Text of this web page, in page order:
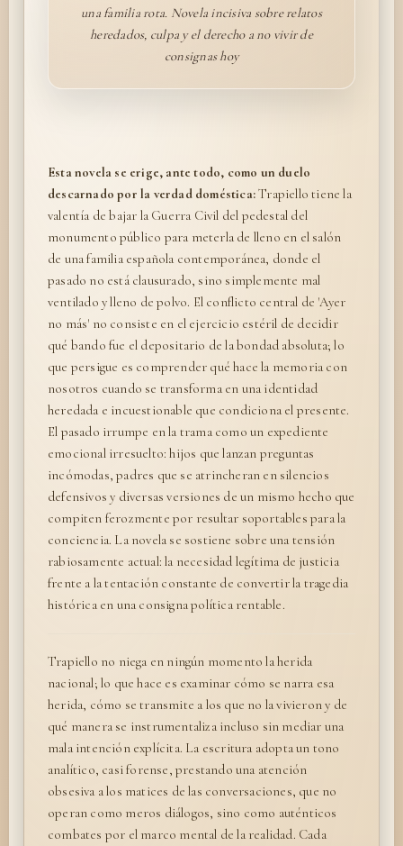
una familia rota. Novela incisiva sobre relatos
heredados, culpa y el derecho a no vivir de
consignas hoy
Esta novela se erige, ante todo, como un duelo
descarnado por la verdad doméstica:Trapiello tiene la
valentía de bajar la Guerra Civil del pedestal del
monumento público para meterla de lleno en el salón
de una familia española contemporánea, donde el
pasado no está clausurado, sino simplemente mal
ventilado y lleno de polvo. El conflicto central de 'Ayer
no más' no consiste en el ejercicio estéril de decidir
qué bando fue el depositario de la bondad absoluta; lo
que persigue es comprender qué hace la memoria con
nosotros cuando se transforma en una identidad
heredada e incuestionable que condiciona el presente.
El pasado irrumpe en la trama como un expediente
emocional irresuelto: hijos que lanzan preguntas
incómodas, padres que se atrincheran en silencios
defensivos y diversas versiones de un mismo hecho que
compiten ferozmente por resultar soportables para la
conciencia. La novela se sostiene sobre una tensión
rabiosamente actual: la necesidad legítima de justicia
frente a la tentación constante de convertir la tragedia
histórica en una consigna política rentable.
Trapiello no niega en ningún momento la herida
nacional; lo que hace es examinar cómo se narra esa
herida, cómo se transmite a los que no la vivieron y de
qué manera se instrumentaliza incluso sin mediar una
mala intención explícita. La escritura adopta un tono
analítico, casi forense, prestando una atención
obsesiva a los matices de las conversaciones, que no
operan como meros diálogos, sino como auténticos
combates por el marco mental de la realidad. Cada